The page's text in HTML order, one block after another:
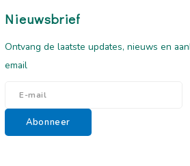
Nieuwsbrief
Ontvang de laatste updates, nieuws en
email
Abonneer